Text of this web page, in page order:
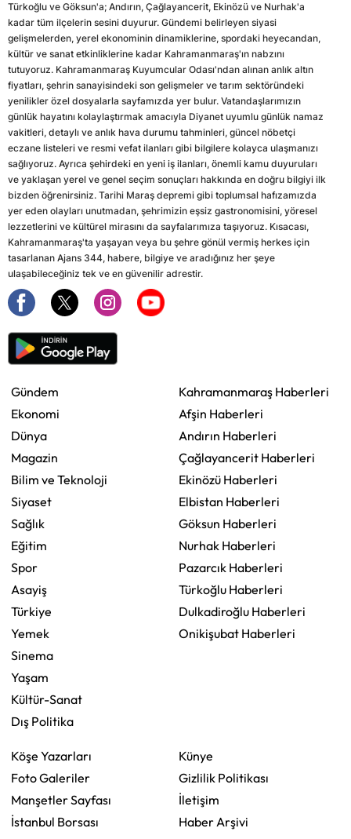
Türkoğlu ve Göksun'a; Andırın, Çağlayancerit, Ekinözü ve Nurhak'a
kadar tüm ilçelerin sesini duyurur. Gündemi belirleyen siyasi
gelişmelerden, yerel ekonominin dinamiklerine, spordaki heyecandan,
kültür ve sanat etkinliklerine kadar Kahramanmaraş'ın nabzını
tutuyoruz. Kahramanmaraş Kuyumcular Odası'ndan alınan anlık altın
fiyatları, şehrin sanayisindeki son gelişmeler ve tarım sektöründeki
yenilikler özel dosyalarla sayfamızda yer bulur. Vatandaşlarımızın
günlük hayatını kolaylaştırmak amacıyla Diyanet uyumlu günlük namaz
vakitleri, detaylı ve anlık hava durumu tahminleri, güncel nöbetçi
eczane listeleri ve resmi vefat ilanları gibi bilgilere kolayca ulaşmanızı
sağlıyoruz. Ayrıca şehirdeki en yeni iş ilanları, önemli kamu duyuruları
ve yaklaşan yerel ve genel seçim sonuçları hakkında en doğru bilgiyi ilk
bizden öğrenirsiniz. Tarihi Maraş depremi gibi toplumsal hafızamızda
yer eden olayları unutmadan, şehrimizin eşsiz gastronomisini, yöresel
lezzetlerini ve kültürel mirasını da sayfalarımıza taşıyoruz. Kısacası,
Kahramanmaraş'ta yaşayan veya bu şehre gönül vermiş herkes için
tasarlanan Ajans 344, habere, bilgiye ve aradığınız her şeye
ulaşabileceğiniz tek ve en güvenilir adrestir.
Gündem
Ekonomi
Dünya
Magazin
Bilim ve Teknoloji
Siyaset
Sağlık
Eğitim
Spor
Asayiş
Türkiye
Yemek
Sinema
Yaşam
Kültür-Sanat
Dış Politika
Kahramanmaraş Haberleri
Afşin Haberleri
Andırın Haberleri
Çağlayancerit Haberleri
Ekinözü Haberleri
Elbistan Haberleri
Göksun Haberleri
Nurhak Haberleri
Pazarcık Haberleri
Türkoğlu Haberleri
Dulkadiroğlu Haberleri
Onikişubat Haberleri
Köşe Yazarları
Foto Galeriler
Manşetler Sayfası
İstanbul Borsası
Künye
Gizlilik Politikası
İletişim
Haber Arşivi